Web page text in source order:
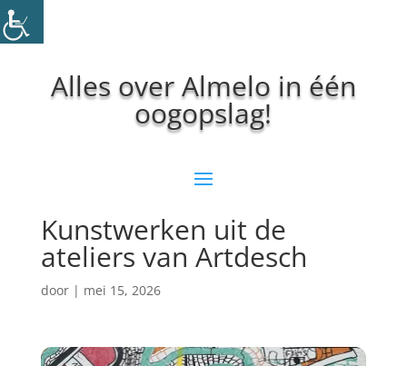
Alles over Almelo in één
oogopslag!
Kunstwerken uit de
ateliers van Artdesch
door | mei 15, 2026